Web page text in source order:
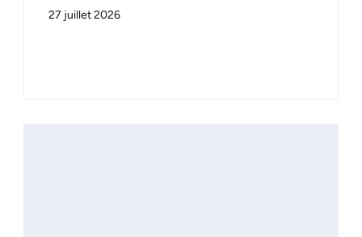
27 juillet 2026